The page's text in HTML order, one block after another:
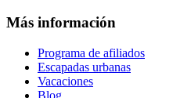
Más información
Programa de afiliados
Escapadas urbanas
Vacaciones
Blog